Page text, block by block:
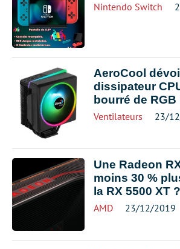
Nintendo Switch
AeroCool
dissipateur
bourré de RGB
Ventilateurs 23/
Une Radeon
moins 30 %
la RX 5500 XT ?
AMD 23/12/2019